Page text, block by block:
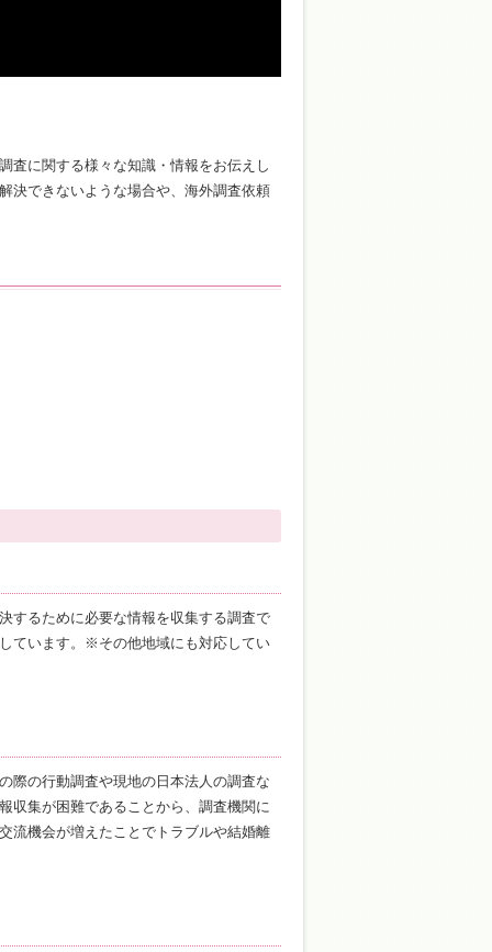
査に関する様々な知識・情報をお伝えし
決できないような場合や、海外調査依頼
するために必要な情報を収集する調査で
ています。※その他地域にも対応してい
際の行動調査や現地の日本法人の調査な
収集が困難であることから、調査機関に
流機会が増えたことでトラブルや結婚離